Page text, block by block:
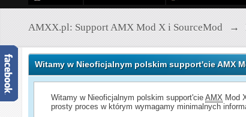
AMXX.pl: Support AMX Mod X i SourceMod →
Witamy w Nieoficjalnym polskim support'cie AMX
Witamy w Nieoficjalnym polskim support'cieAMX Mod
prosty proces w którym wymagamy minimalnych